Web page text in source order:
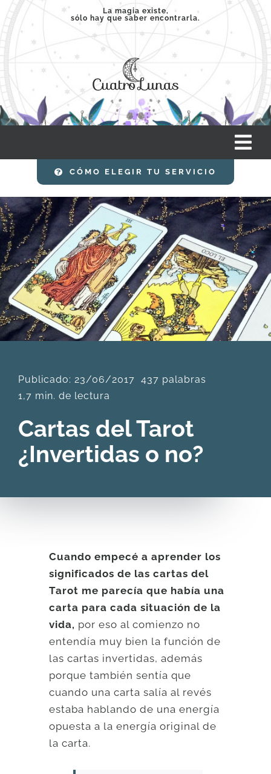
Saltar
contenido
La magia existe,
sólo hay que saber encontrarla.
INICIO
SERVICIOS
CLASES
DESCARGAS
PRODUCTOS
ARTÍCULOS
ACERCA
CONTACTO
Carrito
CÓMO ELEGIR TU SERVICIO
Publicado: 23/06/2017 437 palabras
1,7 min. de lectura
Cartas del Tarot
¿Invertidas o no?
Cuando empecé a aprender los
significados de las cartas del
Tarot me parecía que había una
carta para cada situación de la
vida, por eso al comienzo no
entendía muy bien la función de
las cartas invertidas, además
porque también sentía que
cuando una carta salía al revés
estaba hablando de una energía
opuesta a la energía original de
la carta.